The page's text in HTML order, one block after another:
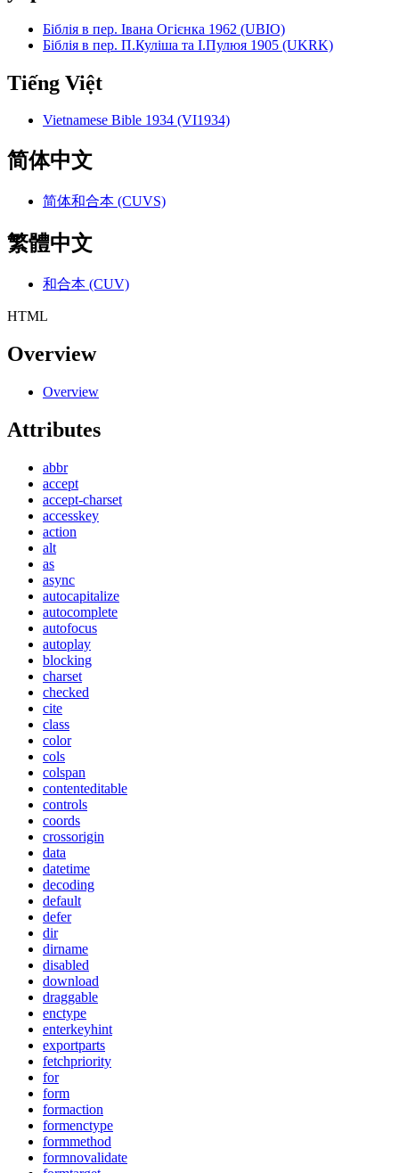
Біблія в пер. Івана Огієнка 1962 (UBIO)
Біблія в пер. П.Куліша та І.Пулюя 1905 (UKRK)
Tiếng Việt
Vietnamese Bible 1934 (VI1934)
简体中文
简体和合本 (CUVS)
繁體中文
和合本 (CUV)
HTML
Overview
Overview
Attributes
abbr
accept
accept-charset
accesskey
action
alt
as
async
autocapitalize
autocomplete
autofocus
autoplay
blocking
charset
checked
cite
class
color
cols
colspan
contenteditable
controls
coords
crossorigin
data
datetime
decoding
default
defer
dir
dirname
disabled
download
draggable
enctype
enterkeyhint
exportparts
fetchpriority
for
form
formaction
formenctype
formmethod
formnovalidate